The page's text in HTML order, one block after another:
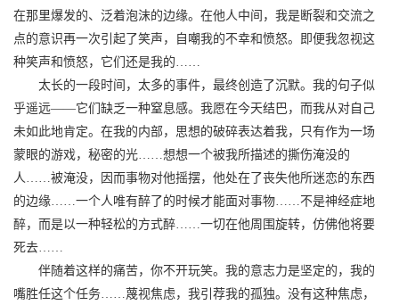
在那里爆发的、泛着泡沫的边缘。在他人中间，我是断裂和交流之
点的意识再一次引起了笑声，自嘲我的不幸和愤怒。即便我忽视这
种笑声和愤怒，它们还是我的……
太长的一段时间，太多的事件，最终创造了沉默。我的句子似
乎遥远——它们缺乏一种窒息感。我愿在今天结巴，而我从对自己
未如此地肯定。在我的内部，思想的破碎表达着我，只有作为一场
蒙眼的游戏，秘密的光……想想一个被我所描述的撕伤淹没的
人……被淹没，因而事物对他摇摆，他处在了丧失他所迷恋的东西
的边缘……一个人唯有醉了的时候才能面对事物……不是神经症地
醉，而是以一种轻松的方式醉……一切在他周围旋转，仿佛他将要
死去……
伴随着这样的痛苦，你不开玩笑。我的意志力是坚定的，我的
嘴胜任这个任务……蔑视焦虑，我引荐我的孤独。没有这种焦虑，